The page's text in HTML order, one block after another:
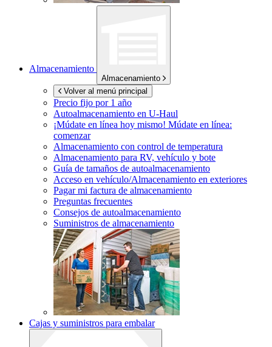
Almacenamiento
Almacenamiento
Volver al menú principal
Precio fijo por 1 año
Autoalmacenamiento en U-Haul
¡Múdate en línea hoy mismo! Múdate en línea:
comenzar
Almacenamiento con control de temperatura
Almacenamiento para RV, vehículo y bote
Guía de tamaños de autoalmacenamiento
Acceso en vehículo/Almacenamiento en exteriores
Pagar mi factura de almacenamiento
Preguntas frecuentes
Consejos de autoalmacenamiento
Suministros de almacenamiento
Cajas y suministros para embalar